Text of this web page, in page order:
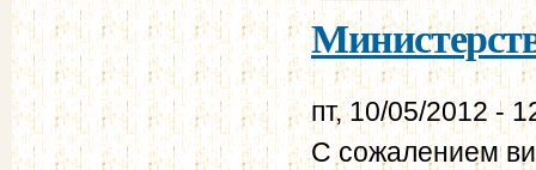
пт, 10/05/2012 -
С сожалением